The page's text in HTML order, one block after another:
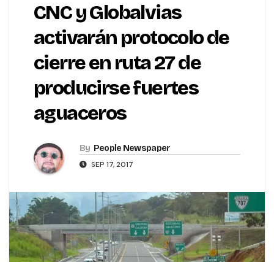
CNC y Globalvias
activarán protocolo de
cierre en ruta 27 de
producirse fuertes
aguaceros
By People Newspaper
SEP 17, 2017